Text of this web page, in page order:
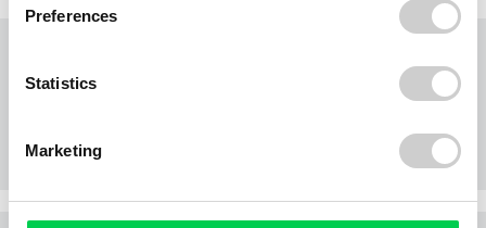
Preferences
Statistics
Marketing
Jürgen Dedy
Tel.: +49 221 800 158 28